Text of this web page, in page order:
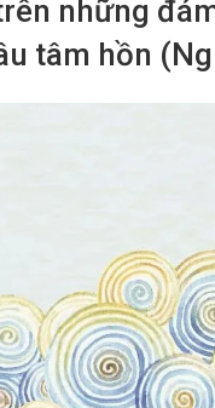
những
tâm hồn